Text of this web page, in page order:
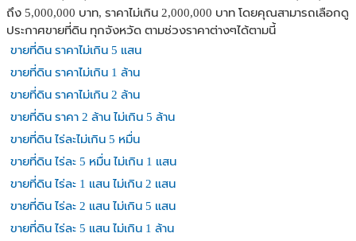
ถึง 5,000,000 บาท, ราคาไม่เกิน 2,000,000 บาท โดยคุณสามารถเลือกดู
ประกาศขายที่ดิน ทุกจังหวัด ตามช่วงราคาต่างๆได้ตามนี้
ขายที่ดิน ราคาไม่เกิน 5 แสน
ขายที่ดิน ราคาไม่เกิน 1 ล้าน
ขายที่ดิน ราคาไม่เกิน 2 ล้าน
ขายที่ดิน ราคา 2 ล้าน ไม่เกิน 5 ล้าน
ขายที่ดิน ไร่ละไม่เกิน 5 หมื่น
ขายที่ดิน ไร่ละ 5 หมื่น ไม่เกิน 1 แสน
ขายที่ดิน ไร่ละ 1 แสน ไม่เกิน 2 แสน
ขายที่ดิน ไร่ละ 2 แสน ไม่เกิน 5 แสน
ขายที่ดิน ไร่ละ 5 แสน ไม่เกิน 1 ล้าน